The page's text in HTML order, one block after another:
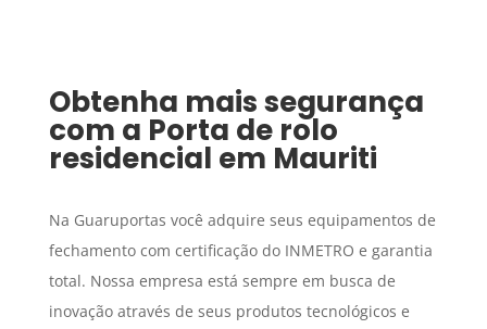
Obtenha mais segurança
com a Porta de rolo
residencial em Mauriti
Na Guaruportas você adquire seus equipamentos de
fechamento com certificação do INMETRO e garantia
total. Nossa empresa está sempre em busca de
inovação através de seus produtos tecnológicos e